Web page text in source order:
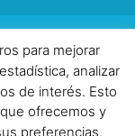
privacidad
| ©
|
para mejorar
analizar
de interés. Esto
ofrecemos y
preferencias.